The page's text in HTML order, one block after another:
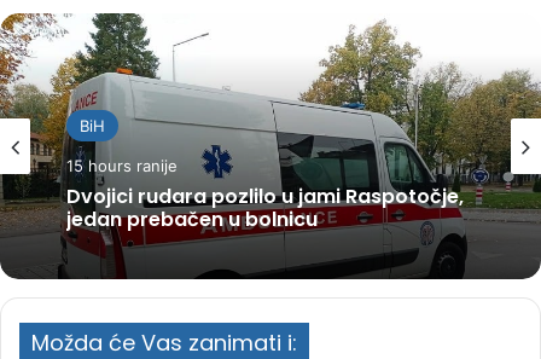
BiH
15 hours ranije
Dvojici rudara pozlilo u jami Raspotočje,
jedan prebačen u bolnicu
Možda će Vas zanimati i: